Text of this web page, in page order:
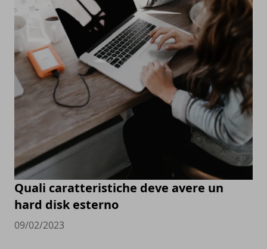
Quali caratteristiche deve avere un
hard disk esterno
09/02/2023